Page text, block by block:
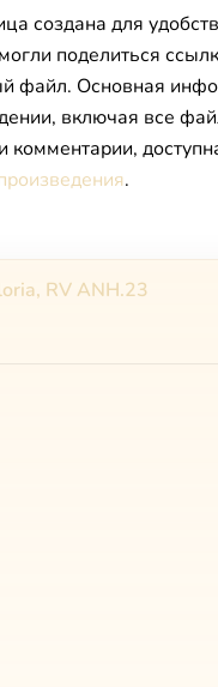
создана для
поделиться
файл. Основная
включая все
комментарии,
.
RV ANH.23